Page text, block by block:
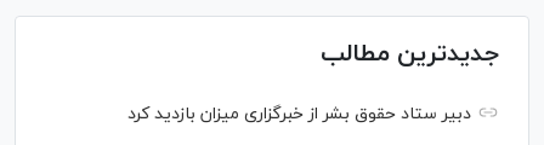
جدیدترین مطالب
دبیر ستاد حقوق بشر از خبرگزاری میزان بازدید کرد